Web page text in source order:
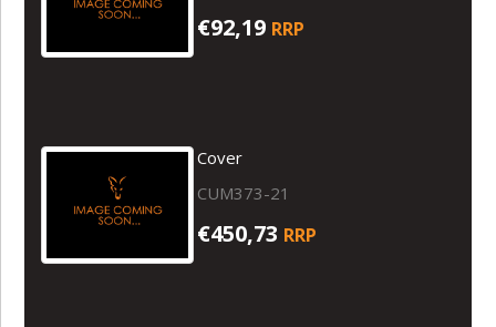
€92,19 RRP
Cover
CUM373-21
€450,73 RRP